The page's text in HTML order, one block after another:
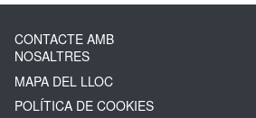
CONTACTE AMB
NOSALTRES
MAPA DEL LLOC
POLÍTICA DE COOKIES